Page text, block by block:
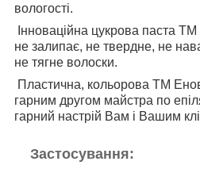
вологості.
Інноваційна цукрова паста
не залипає, не твердне, не
не тягне волоски.
Пластична, кольорова ТМ
гарним другом майстра по
гарний настрій Вам і Вашим
Застосування: